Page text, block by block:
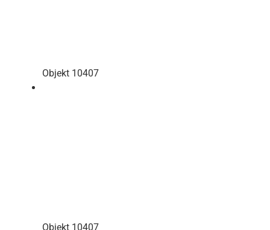
Objekt 10407
Objekt 10407